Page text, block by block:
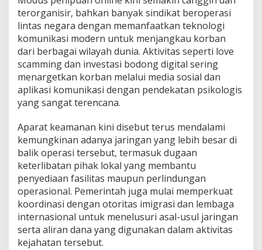
terorganisir, bahkan banyak sindikat beroperasi
lintas negara dengan memanfaatkan teknologi
komunikasi modern untuk menjangkau korban
dari berbagai wilayah dunia. Aktivitas seperti love
scamming dan investasi bodong digital sering
menargetkan korban melalui media sosial dan
aplikasi komunikasi dengan pendekatan psikologis
yang sangat terencana.
Aparat keamanan kini disebut terus mendalami
kemungkinan adanya jaringan yang lebih besar di
balik operasi tersebut, termasuk dugaan
keterlibatan pihak lokal yang membantu
penyediaan fasilitas maupun perlindungan
operasional. Pemerintah juga mulai memperkuat
koordinasi dengan otoritas imigrasi dan lembaga
internasional untuk menelusuri asal-usul jaringan
serta aliran dana yang digunakan dalam aktivitas
kejahatan tersebut.